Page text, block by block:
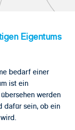
Eigentums
bedarf einer
ist ein
werden
dafür sein, ob ein